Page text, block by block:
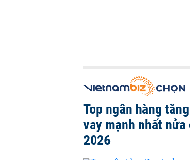
Top ngân hàng
vay mạnh nhất nửa
2026